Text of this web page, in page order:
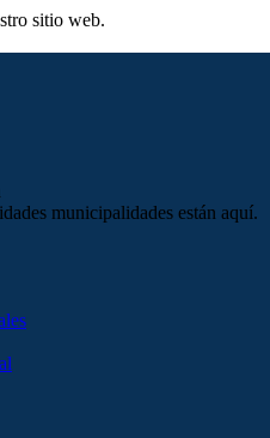
sitio web.
municipalidades están aquí.